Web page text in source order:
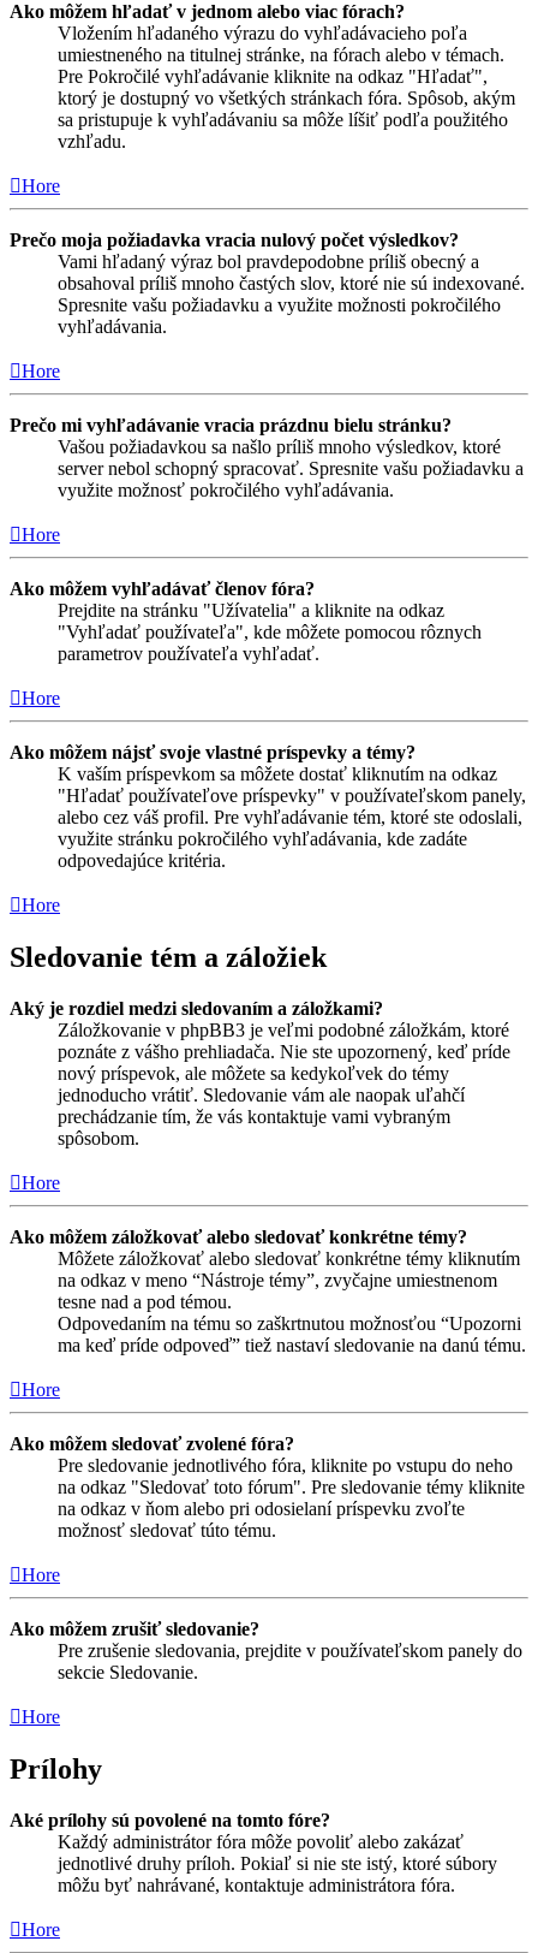
Ako môžem hľadať v jednom alebo viac fórach?
Vložením hľadaného výrazu do vyhľadávacieho poľa
umiestneného na titulnej stránke, na fórach alebo v témach.
Pre Pokročilé vyhľadávanie kliknite na odkaz "Hľadať",
ktorý je dostupný vo všetkých stránkach fóra. Spôsob, akým
sa pristupuje k vyhľadávaniu sa môže líšiť podľa použitého
vzhľadu.
Hore
Prečo moja požiadavka vracia nulový počet výsledkov?
Vami hľadaný výraz bol pravdepodobne príliš obecný a
obsahoval príliš mnoho častých slov, ktoré nie sú indexované.
Spresnite vašu požiadavku a využite možnosti pokročilého
vyhľadávania.
Hore
Prečo mi vyhľadávanie vracia prázdnu bielu stránku?
Vašou požiadavkou sa našlo príliš mnoho výsledkov, ktoré
server nebol schopný spracovať. Spresnite vašu požiadavku a
využite možnosť pokročilého vyhľadávania.
Hore
Ako môžem vyhľadávať členov fóra?
Prejdite na stránku "Užívatelia" a kliknite na odkaz
"Vyhľadať používateľa", kde môžete pomocou rôznych
parametrov používateľa vyhľadať.
Hore
Ako môžem nájsť svoje vlastné príspevky a témy?
K vaším príspevkom sa môžete dostať kliknutím na odkaz
"Hľadať používateľove príspevky" v používateľskom panely,
alebo cez váš profil. Pre vyhľadávanie tém, ktoré ste odoslali,
využite stránku pokročilého vyhľadávania, kde zadáte
odpovedajúce kritéria.
Hore
Sledovanie tém a záložiek
Aký je rozdiel medzi sledovaním a záložkami?
Záložkovanie v phpBB3 je veľmi podobné záložkám, ktoré
poznáte z vášho prehliadača. Nie ste upozornený, keď príde
nový príspevok, ale môžete sa kedykoľvek do témy
jednoducho vrátiť. Sledovanie vám ale naopak uľahčí
prechádzanie tím, že vás kontaktuje vami vybraným
spôsobom.
Hore
Ako môžem záložkovať alebo sledovať konkrétne témy?
Môžete záložkovať alebo sledovať konkrétne témy kliknutím
na odkaz v meno “Nástroje témy”, zvyčajne umiestnenom
tesne nad a pod témou.
Odpovedaním na tému so zaškrtnutou možnosťou “Upozorni
ma keď príde odpoveď” tiež nastaví sledovanie na danú tému.
Hore
Ako môžem sledovať zvolené fóra?
Pre sledovanie jednotlivého fóra, kliknite po vstupu do neho
na odkaz "Sledovať toto fórum". Pre sledovanie témy kliknite
na odkaz v ňom alebo pri odosielaní príspevku zvoľte
možnosť sledovať túto tému.
Hore
Ako môžem zrušiť sledovanie?
Pre zrušenie sledovania, prejdite v používateľskom panely do
sekcie Sledovanie.
Hore
Prílohy
Aké prílohy sú povolené na tomto fóre?
Každý administrátor fóra môže povoliť alebo zakázať
jednotlivé druhy príloh. Pokiaľ si nie ste istý, ktoré súbory
môžu byť nahrávané, kontaktuje administrátora fóra.
Hore